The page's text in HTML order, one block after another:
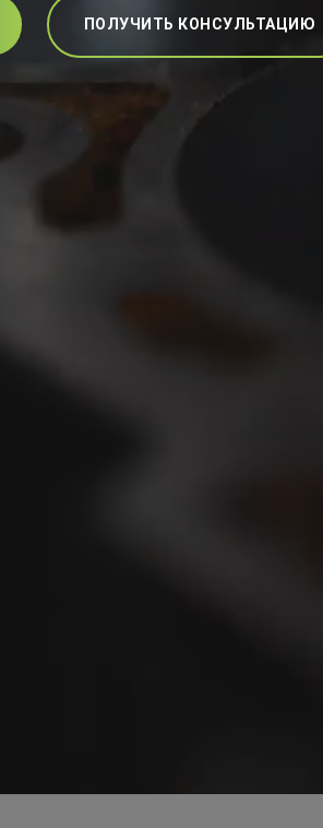
ПОЛУЧИТЬ КОНСУЛЬТАЦИЮ